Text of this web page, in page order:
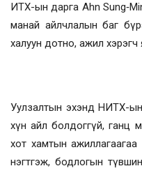
ИТХ-ын дарга Ahn Sung‑Min
манай айлчлалын баг
халуун дотно, ажил хэрэгч
Уулзалтын эхэнд НИТХ-
хүн айл болдоггүй, ганц
хот хамтын
нэгтгэж, бодлогын